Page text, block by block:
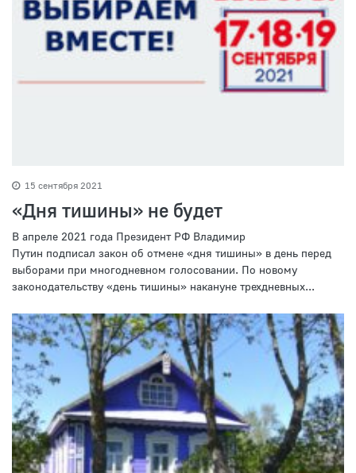
15 сентября 2021
«Дня тишины» не будет
В апреле 2021 года Президент РФ Владимир
Путин подписал закон об отмене «дня тишины» в день перед
выборами при многодневном голосовании. По новому
законодательству «день тишины» накануне трехдневных...